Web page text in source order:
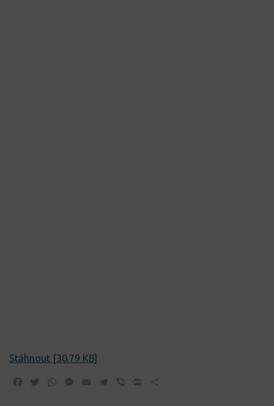
Stáhnout [30.79 KB]
Facebook
TwitterWhatsApp
Messenger
Email Telegram
Viber Print